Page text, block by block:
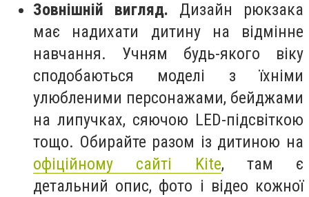
Зовнішній вигляд. Дизайн рюкзака
має надихати дитину на відмінне
навчання. Учням будь-якого віку
сподобаються моделі з їхніми
улюбленими персонажами, бейджами
на липучках, сяючою LED-підсвіткою
тощо. Обирайте разом із дитиною на
офіційному сайті Kite, там є
детальний опис, фото і відео кожної